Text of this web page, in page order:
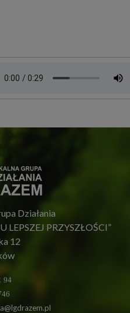
Działania
LEPSZEJ PRZYSZŁOŚCI”
12
94